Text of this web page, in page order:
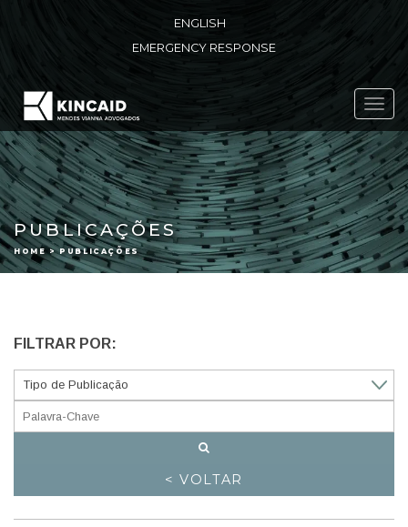
ENGLISH
EMERGENCY RESPONSE
PUBLICAÇÕES
HOME > PUBLICAÇÕES
FILTRAR POR:
< VOLTAR